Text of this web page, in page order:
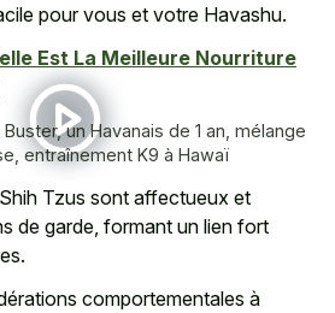
pour vous et votre Havashu.
Est La Meilleure Nourriture
Buster, un Havanais de 1 an, mélange
entraînement K9 à Hawaï
Tzus sont affectueux et
de garde, formant un lien fort
comportementales à